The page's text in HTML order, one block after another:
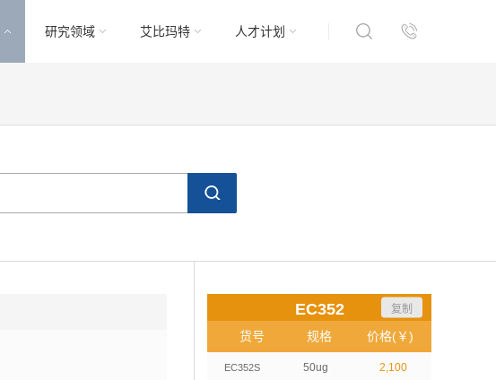
研究领域 艾比玛特 人才计划
EC352 复制
货号 规格 价格(￥)
EC352S 50ug 2,100